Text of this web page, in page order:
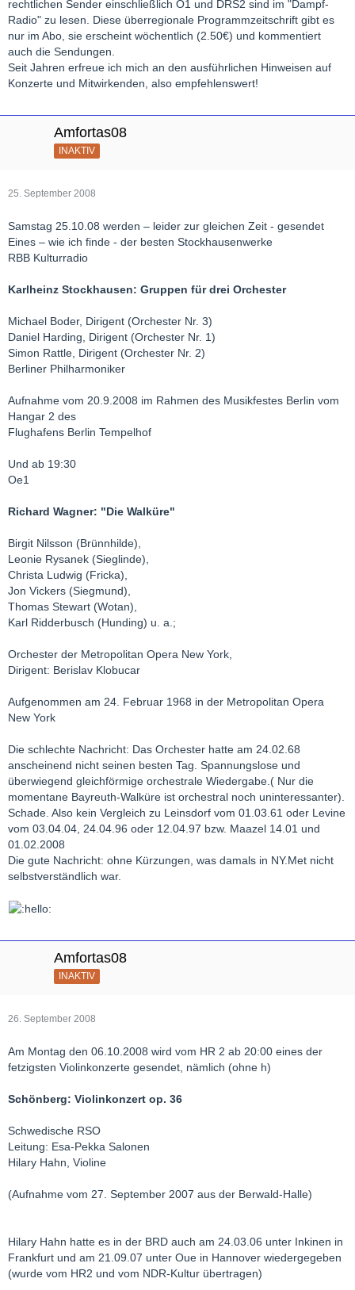
rechtlichen Sender einschließlich Ö1 und DRS2 sind im "Dampf-
Radio" zu lesen. Diese überregionale Programmzeitschrift gibt es
nur im Abo, sie erscheint wöchentlich (2.50€) und kommentiert
auch die Sendungen.
Seit Jahren erfreue ich mich an den ausführlichen Hinweisen auf
Konzerte und Mitwirkenden, also empfehlenswert!
Amfortas08
INAKTIV
25. September 2008
Samstag 25.10.08 werden – leider zur gleichen Zeit - gesendet
Eines – wie ich finde - der besten Stockhausenwerke
RBB Kulturradio
Karlheinz Stockhausen: Gruppen für drei Orchester
Michael Boder, Dirigent (Orchester Nr. 3)
Daniel Harding, Dirigent (Orchester Nr. 1)
Simon Rattle, Dirigent (Orchester Nr. 2)
Berliner Philharmoniker
Aufnahme vom 20.9.2008 im Rahmen des Musikfestes Berlin vom
Hangar 2 des
Flughafens Berlin Tempelhof
Und ab 19:30
Oe1
Richard Wagner: "Die Walküre"
Birgit Nilsson (Brünnhilde),
Leonie Rysanek (Sieglinde),
Christa Ludwig (Fricka),
Jon Vickers (Siegmund),
Thomas Stewart (Wotan),
Karl Ridderbusch (Hunding) u. a.;
Orchester der Metropolitan Opera New York,
Dirigent: Berislav Klobucar
Aufgenommen am 24. Februar 1968 in der Metropolitan Opera
New York
Die schlechte Nachricht: Das Orchester hatte am 24.02.68
anscheinend nicht seinen besten Tag. Spannungslose und
überwiegend gleichförmige orchestrale Wiedergabe.( Nur die
momentane Bayreuth-Walküre ist orchestral noch uninteressanter).
Schade. Also kein Vergleich zu Leinsdorf vom 01.03.61 oder Levine
vom 03.04.04, 24.04.96 oder 12.04.97 bzw. Maazel 14.01 und
01.02.2008
Die gute Nachricht: ohne Kürzungen, was damals in NY.Met nicht
selbstverständlich war.
Amfortas08
INAKTIV
26. September 2008
Am Montag den 06.10.2008 wird vom HR 2 ab 20:00 eines der
fetzigsten Violinkonzerte gesendet, nämlich (ohne h)
Schönberg: Violinkonzert op. 36
Schwedische RSO
Leitung: Esa-Pekka Salonen
Hilary Hahn, Violine
(Aufnahme vom 27. September 2007 aus der Berwald-Halle)
Hilary Hahn hatte es in der BRD auch am 24.03.06 unter Inkinen in
Frankfurt und am 21.09.07 unter Oue in Hannover wiedergegeben
(wurde vom HR2 und vom NDR-Kultur übertragen)